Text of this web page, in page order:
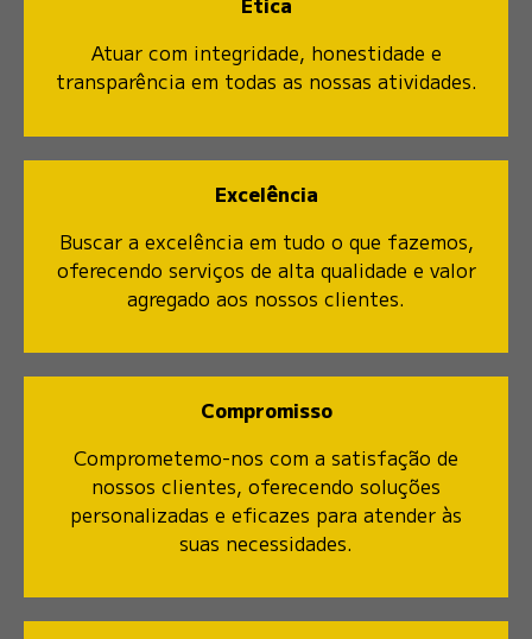
Atuar com integridade, honestidade e
transparência em todas as nossas atividades.
Excelência
Buscar a excelência em tudo o que fazemos,
oferecendo serviços de alta qualidade e valor
agregado aos nossos clientes.
Compromisso
Comprometemo-nos com a satisfação de
nossos clientes, oferecendo soluções
personalizadas e eficazes para atender às
suas necessidades.